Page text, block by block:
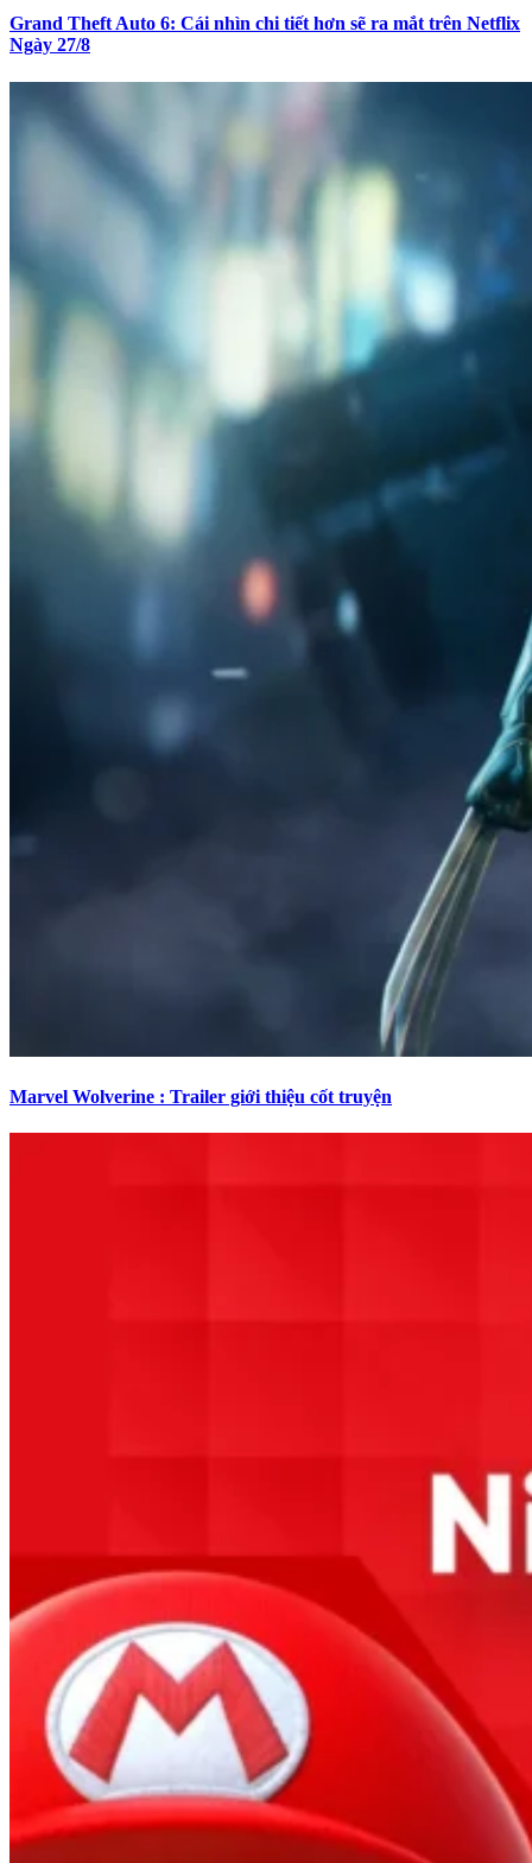
Grand Theft Auto 6: Cái nhìn chi tiết hơn sẽ ra mắt trên Netflix
Ngày 27/8
Marvel Wolverine : Trailer giới thiệu cốt truyện